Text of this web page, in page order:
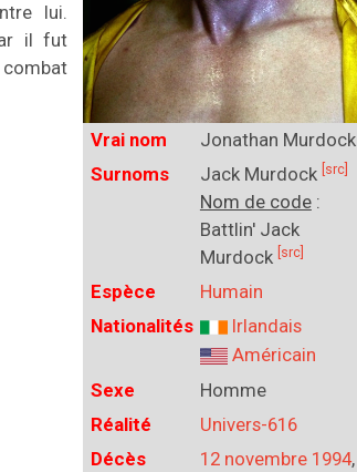
Vrai nom
Jonathan Murdock
Surnoms
Jack Murdock [src]
Nom de code:
Battlin' Jack
Murdock [src]
Espèce
Humain
Nationalités
Irlandais
Américain
Sexe
Homme
Réalité
Univers-616
Décès
12 novembre 1994,
lui.
il fut